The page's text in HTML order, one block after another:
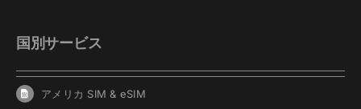
国別サービス
アメリカ SIM & eSIM